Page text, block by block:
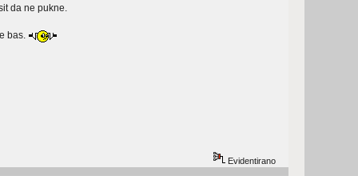
da ne pukne.
bas.
Evidentirano